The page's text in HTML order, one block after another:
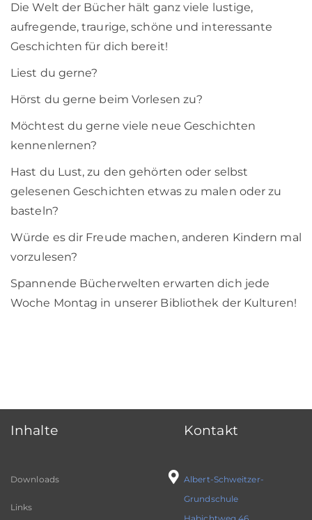
Die Welt der Bücher hält ganz viele lustige,
aufregende, traurige, schöne und interessante
Geschichten für dich bereit!
Liest du gerne?
Hörst du gerne beim Vorlesen zu?
Möchtest du gerne viele neue Geschichten
kennenlernen?
Hast du Lust, zu den gehörten oder selbst
gelesenen Geschichten etwas zu malen oder zu
basteln?
Würde es dir Freude machen, anderen Kindern mal
vorzulesen?
Spannende Bücherwelten erwarten dich jede
Woche Montag in unserer Bibliothek der Kulturen!
Inhalte
Downloads
Links
Kontakt
Albert-Schweitzer-
Grundschule